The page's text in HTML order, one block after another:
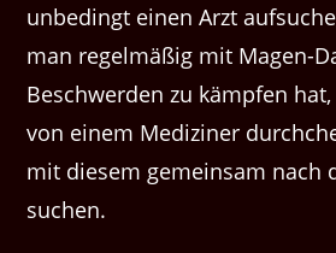
unbedingt einen Arzt
man regelmäßig mit Magen-
Beschwerden zu kämpfen
von einem Mediziner
mit diesem gemeinsam nach
suchen.